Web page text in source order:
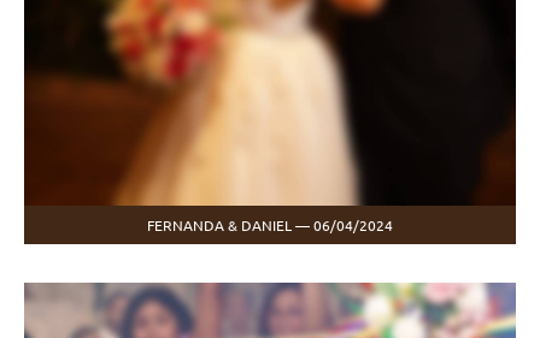
FERNANDA & DANIEL — 06/04/2024